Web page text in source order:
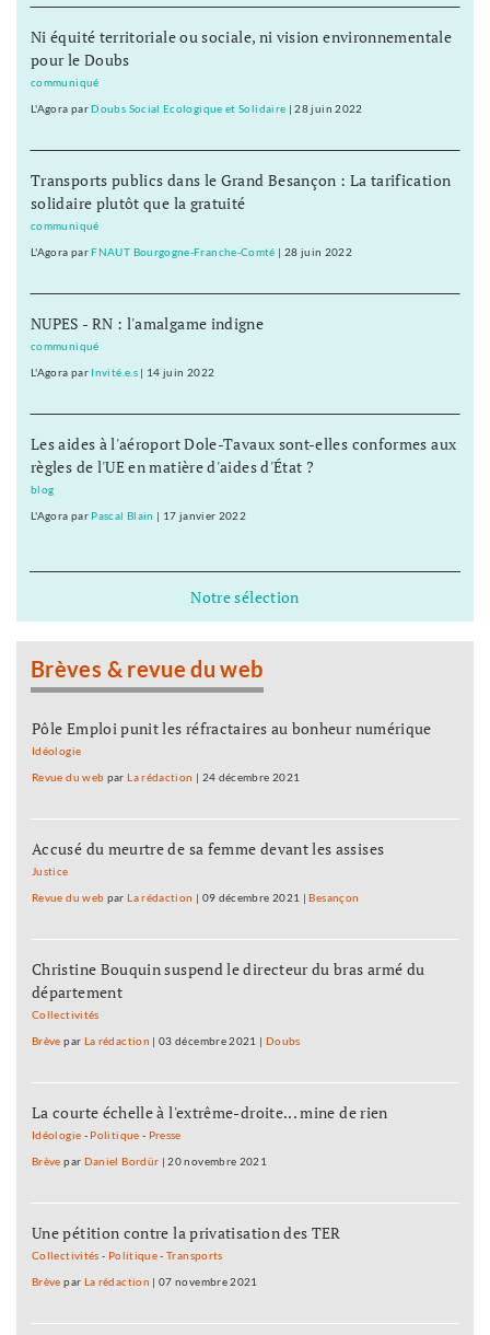
Ni équité territoriale ou sociale, ni vision environnementale
pour le Doubs
communiqué
L'Agora par Doubs Social Ecologique et Solidaire |28 juin 2022
Transports publics dans le Grand Besançon : La tarification
solidaire plutôt que la gratuité
communiqué
L'Agora par FNAUT Bourgogne-Franche-Comté 28 juin 2022
NUPES - RN : l'amalgame indigne
communiqué
L'Agora par Invité.e.s| 14 juin 2022
Les aides à l'aéroport Dole-Tavaux sont-elles conformes aux
règles de l'UE en matière d'aides d'État ?
blog
L'Agora par Pascal Blain 17 janvier 2022
Notre sélection
Brèves & revue du web
Pôle Emploi punit les réfractaires au bonheur numérique
Idéologie
Revue du web par La rédaction 24 décembre 2021
Accusé du meurtre de sa femme devant les assises
Justice
Revue du web par La rédaction 09 décembre 2021 Besançon
Christine Bouquin suspend le directeur du bras armé du
département
Collectivités
Brève par La rédaction |03 décembre 2021 Doubs
La courte échelle à l'extrême-droite... mine de rien
Idéologie - Politique - Presse
Brève par Daniel Bordür |20 novembre 2021
Une pétition contre la privatisation des TER
Collectivités - Politique-Transports
Brève par La rédaction |07 novembre 2021